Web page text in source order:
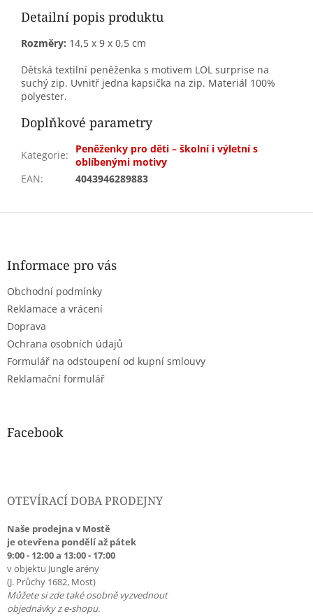
Detailní popis produktu
Rozměry: 14,5 x 9 x 0,5 cm
Dětská textilní peněženka s motivem LOL surprise na
suchý zip. Uvnitř jedna kapsička na zip. Materiál 100%
polyester.
Doplňkové parametry
Kategorie:
Peněženky pro děti – školní i výletní s
oblíbenými motivy
EAN: 4043946289883
Z
Informace pro vás
Obchodní podmínky
Reklamace a vrácení
Doprava
Ochrana osobních údajů
Formulář na odstoupení od kupní smlouvy
Reklamační formulář
Facebook
OTEVÍRACÍ DOBA PRODEJNY
Naše prodejna v Mostě
je otevřena pondělí až pátek
9:00 - 12:00 a 13:00 - 17:00
v objektu Jungle arény
(J. Průchy 1682, Most)
Můžete si zde také osobně vyzvednout
objednávky z e-shopu.